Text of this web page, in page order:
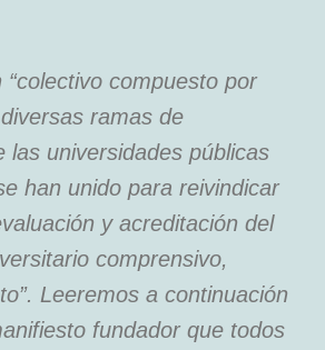
“colectivo compuesto por
ramas de
las universidades públicas
han unido para reivindicar
y acreditación del
comprensivo,
Leeremos a continuación
fundador que todos